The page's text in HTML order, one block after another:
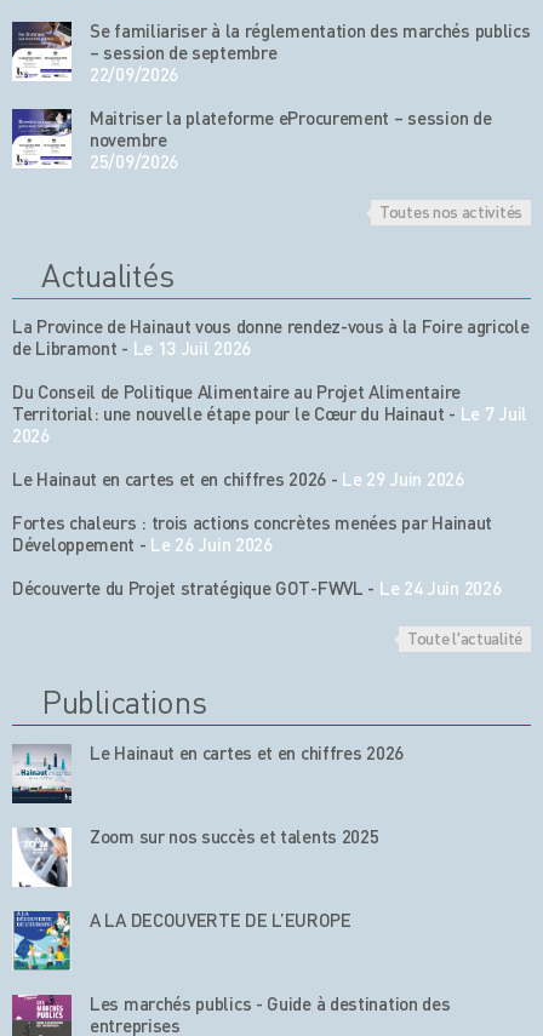
Se familiariser à la réglementation des marchés publics
– session de septembre
22/09/2026
Maitriser la plateforme eProcurement – session de
novembre
25/09/2026
Toutes nos activités
Actualités
La Province de Hainaut vous donne rendez-vous à la Foire agricole
de Libramont - Le 13 Juil 2026
Du Conseil de Politique Alimentaire au Projet Alimentaire
Territorial: une nouvelle étape pour le Cœur du Hainaut - Le 7 Juil
2026
Le Hainaut en cartes et en chiffres 2026 - Le 29 Juin 2026
Fortes chaleurs : trois actions concrètes menées par Hainaut
Développement - Le 26 Juin 2026
Découverte du Projet stratégique GOT-FWVL - Le 24 Juin 2026
Toute l'actualité
Publications
Le Hainaut en cartes et en chiffres 2026
Zoom sur nos succès et talents 2025
A LA DECOUVERTE DE L’EUROPE
Les marchés publics - Guide à destination des
entreprises